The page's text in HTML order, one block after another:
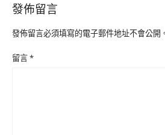
發佈留言
發佈留言必須填寫的電子郵件地址不會公開
留言*